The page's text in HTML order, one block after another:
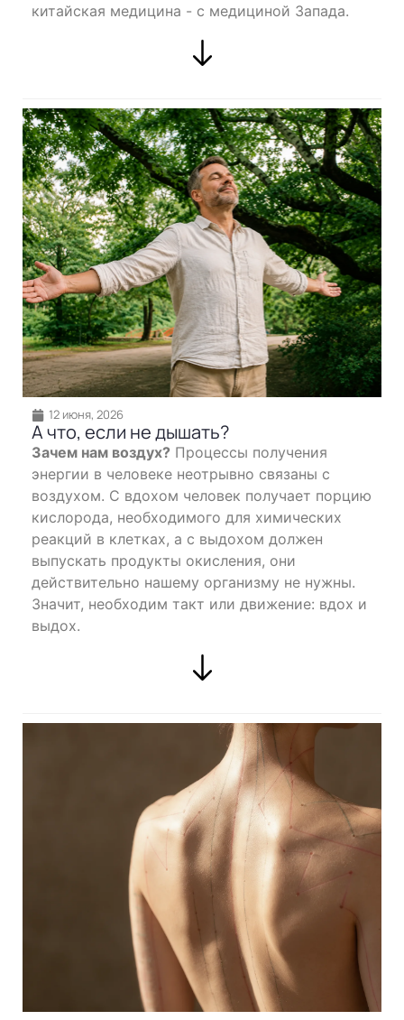
китайская медицина - с медициной Запада.
12 июня, 2026
А что, если не дышать?
Зачем нам воздух?Процессы получения
энергии в человеке неотрывно связаны с
воздухом. С вдохом человек получает порцию
кислорода, необходимого для химических
реакций в клетках, а с выдохом должен
выпускать продукты окисления, они
действительно нашему организму не нужны.
Значит, необходим такт или движение: вдох и
выдох.